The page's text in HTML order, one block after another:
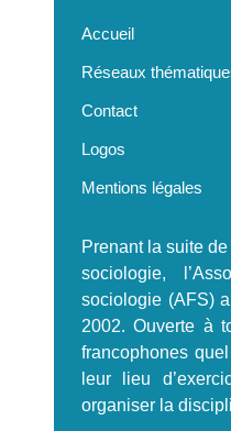
Accueil
Réseaux
Contact
Logos
Mentions légales
Prenant la suite
sociologie,
sociologie (AFS)
2002. Ouverte à
francophones
leur lieu
organiser la